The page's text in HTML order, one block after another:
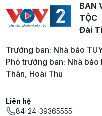
BAN
TỘC
Đài
Trưởng ban: Nhà báo
Phó trưởng ban: Nhà
Thân, Hoài Thu
Liên hệ
84-24-39365555